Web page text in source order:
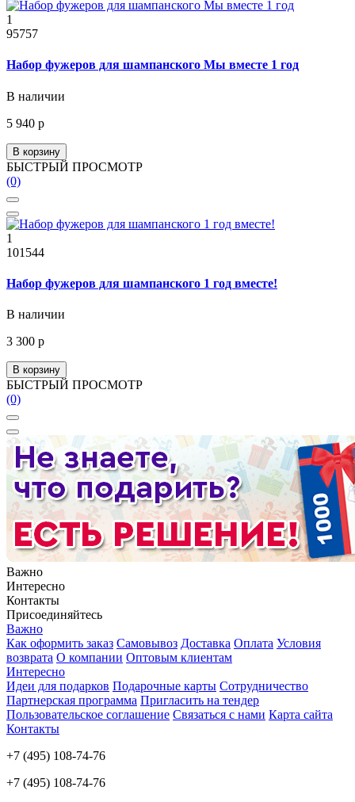
1
95757
Набор фужеров для шампанского Мы вместе 1 год
В наличии
5 940 р
В корзину
БЫСТРЫЙ ПРОСМОТР
(0)
1
101544
Набор фужеров для шампанского 1 год вместе!
В наличии
3 300 р
В корзину
БЫСТРЫЙ ПРОСМОТР
(0)
Важно
Интересно
Контакты
Присоединяйтесь
Важно
Как оформить заказ Самовывоз Доставка Оплата Условия
возврата О компании Оптовым клиентам
Интересно
Идеи для подарков Подарочные карты Сотрудничество
Партнерская программа Пригласить на тендер
Пользовательское соглашение Связаться с нами Карта сайта
Контакты
+7 (495) 108-74-76
+7 (495) 108-74-76